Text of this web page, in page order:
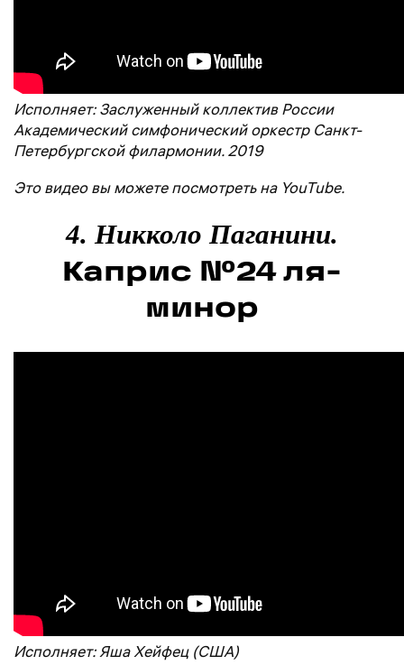
Исполняет: Заслуженный коллектив России
Академический симфонический оркестр Санкт-
Петербургской филармонии. 2019
Это видео вы можете посмотреть на YouTube.
4. Никколо Паганини.
Каприс №24 ля-
минор
Исполняет: Яша Хейфец (США)